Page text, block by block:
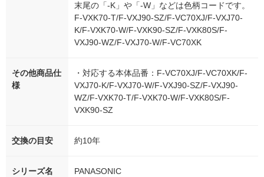
末尾の「-K」や「-W」などは色柄コードです。
F-VXK70-T/F-VXJ90-SZ/F-VC70XJ/F-VXJ70-
K/F-VXK70-W/F-VXK90-SZ/F-VXK80S/F-
VXJ90-WZ/F-VXJ70-W/F-VC70XK
その他商品仕
様
・対応する本体品番：F-VC70XJ/F-VC70XK/F-
VXJ70-K/F-VXJ70-W/F-VXJ90-SZ/F-VXJ90-
WZ/F-VXK70-T/F-VXK70-W/F-VXK80S/F-
VXK90-SZ
交換の目安 約10年
シリーズ名 PANASONIC